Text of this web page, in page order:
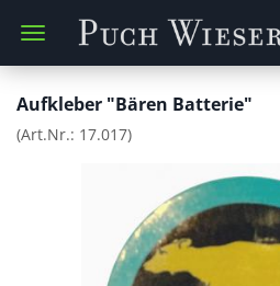
Aufkleber "Bären Batterie"
(Art.Nr.: 17.017)